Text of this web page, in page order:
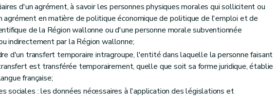
rectification
limitation du traitement.
relatives à la communication des décisions et aux infractions en matière de contrôle
des décisions aux inspecteurs
d'un agrément, à savoir les personnes physiques morales qui sollicitent ou
agrément en matière de politique économique de politique de l'emploi et de
de la Région wallonne ou d'une personne morale subventionnée
indirectement par la Région wallonne;
d'un transfert temporaire intragroupe, l'entité dans laquelle la personne faisant
est transférée temporairement, quelle que soit sa forme juridique, établie
française;
sociales : les données nécessaires à l'application des législations et